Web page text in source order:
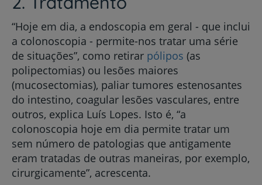
“Hoje em dia, a endoscopia em geral - que inclui
a colonoscopia - permite-nos tratar uma série
de situações”, como retirar pólipos (as
polipectomias) ou lesões maiores
(mucosectomias), paliar tumores estenosantes
do intestino, coagular lesões vasculares, entre
outros, explica Luís Lopes. Isto é, “a
colonoscopia hoje em dia permite tratar um
sem número de patologias que antigamente
eram tratadas de outras maneiras, por exemplo,
cirurgicamente”, acrescenta.